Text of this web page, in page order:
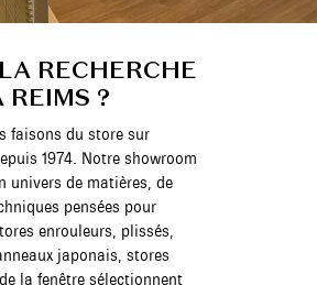
RECHERCHE
REIMS ?
faisons du store sur
1974. Notre showroom
univers de matières, de
pensées pour
enrouleurs, plissés,
japonais, stores
la fenêtre sélectionnent